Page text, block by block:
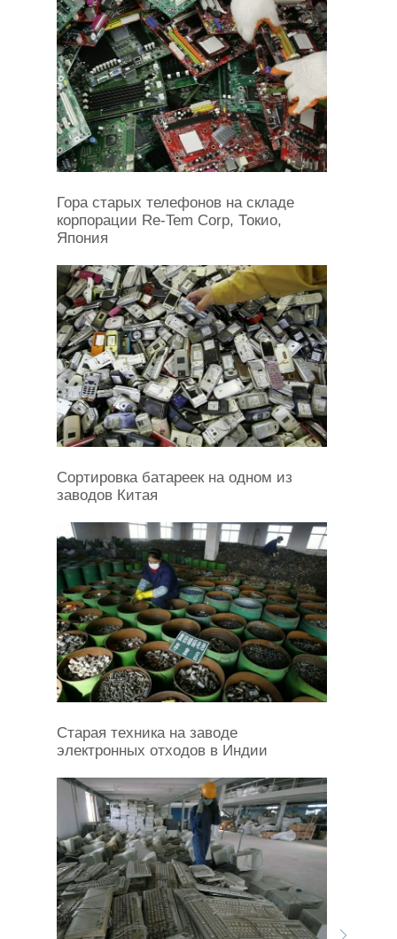
Гора старых телефонов на складе
корпорации Re-Tem Corp, Токио,
Япония
Сортировка батареек на одном из
заводов Китая
Старая техника на заводе
электронных отходов в Индии